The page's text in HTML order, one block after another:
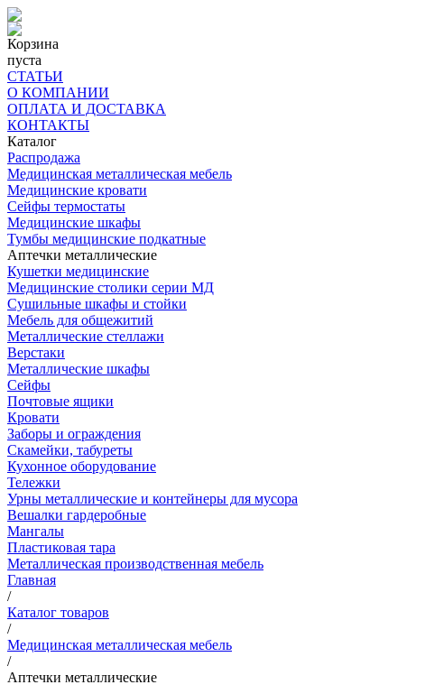
Корзина
пуста
СТАТЬИ
О КОМПАНИИ
ОПЛАТА И ДОСТАВКА
КОНТАКТЫ
Каталог
Распродажа
Медицинская металлическая мебель
Медицинские кровати
Сейфы термостаты
Медицинские шкафы
Тумбы медицинские подкатные
Аптечки металлические
Кушетки медицинские
Медицинские столики серии МД
Сушильные шкафы и стойки
Мебель для общежитий
Металлические стеллажи
Верстаки
Металлические шкафы
Сейфы
Почтовые ящики
Кровати
Заборы и ограждения
Скамейки, табуреты
Кухонное оборудование
Тележки
Урны металлические и контейнеры для мусора
Вешалки гардеробные
Мангалы
Пластиковая тара
Металлическая производственная мебель
Главная
/
Каталог товаров
/
Медицинская металлическая мебель
/
Аптечки металлические